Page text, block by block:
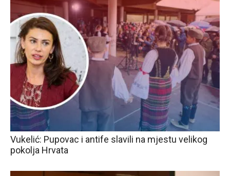
Vukelić: Pupovac i antife slavili na mjestu velikog
pokolja Hrvata